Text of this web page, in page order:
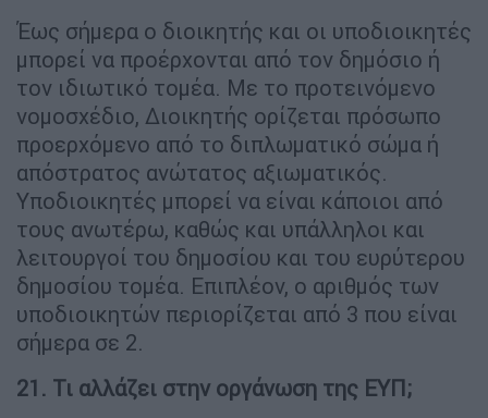
Έως σήμερα ο διοικητής και οι υποδιοικητές
μπορεί να προέρχονται από τον δημόσιο ή
τον ιδιωτικό τομέα. Με το προτεινόμενο
νομοσχέδιο, Διοικητής ορίζεται πρόσωπο
προερχόμενο από το διπλωματικό σώμα ή
απόστρατος ανώτατος αξιωματικός.
Υποδιοικητές μπορεί να είναι κάποιοι από
τους ανωτέρω, καθώς και υπάλληλοι και
λειτουργοί του δημοσίου και του ευρύτερου
δημοσίου τομέα. Επιπλέον, ο αριθμός των
υποδιοικητών περιορίζεται από 3 που είναι
σήμερα σε 2.
21. Τι αλλάζει στην οργάνωση της ΕΥΠ;